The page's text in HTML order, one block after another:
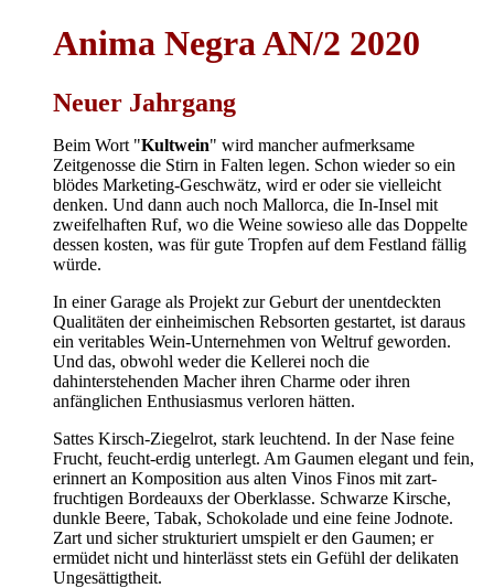
Anima Negra AN/2 2020
Neuer Jahrgang
Beim Wort "Kultwein" wird mancher aufmerksame
Zeitgenosse die Stirn in Falten legen. Schon wieder so ein
blödes Marketing-Geschwätz, wird er oder sie vielleicht
denken. Und dann auch noch Mallorca, die In-Insel mit
zweifelhaften Ruf, wo die Weine sowieso alle das Doppelte
dessen kosten, was für gute Tropfen auf dem Festland fällig
würde.
In einer Garage als Projekt zur Geburt der unentdeckten
Qualitäten der einheimischen Rebsorten gestartet, ist daraus
ein veritables Wein-Unternehmen von Weltruf geworden.
Und das, obwohl weder die Kellerei noch die
dahinterstehenden Macher ihren Charme oder ihren
anfänglichen Enthusiasmus verloren hätten.
Sattes Kirsch-Ziegelrot, stark leuchtend. In der Nase feine
Frucht, feucht-erdig unterlegt. Am Gaumen elegant und fein,
erinnert an Komposition aus alten Vinos Finos mit zart-
fruchtigen Bordeauxs der Oberklasse. Schwarze Kirsche,
dunkle Beere, Tabak, Schokolade und eine feine Jodnote.
Zart und sicher strukturiert umspielt er den Gaumen; er
ermüdet nicht und hinterlässt stets ein Gefühl der delikaten
Ungesättigtheit.